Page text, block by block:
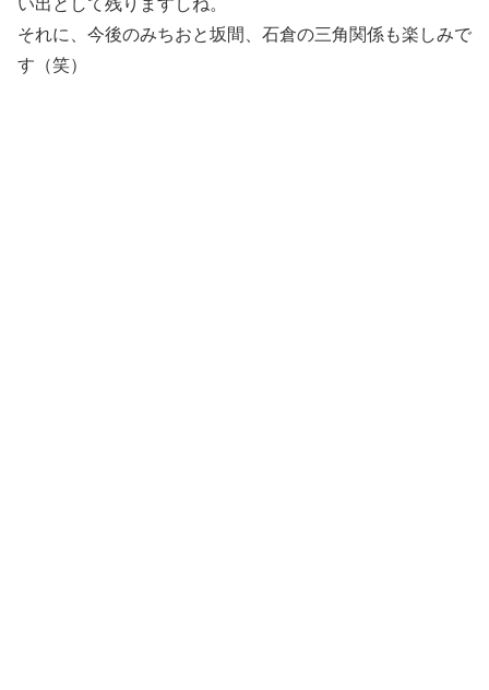
い出として残りますしね。
それに、今後のみちおと坂間、石倉の三角関係も楽しみで
す（笑）